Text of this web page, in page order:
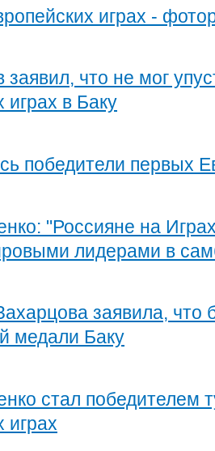
играх -
заявил, что не мог
играх в Баку
победители первых
"Россияне на
лидерами в
заявила, что
медали Баку
стал победителем
играх